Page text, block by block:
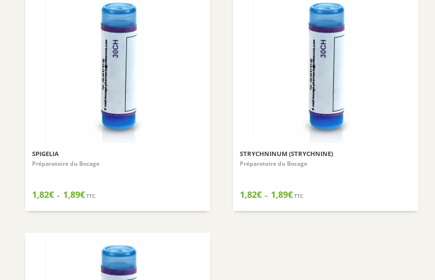
SPIGELIA
Préparatoire du Bocage
1,82€ – 1,89€Plage
prix :
TTC
STRYCHNINUM (STRYCHNINE)
Préparatoire du Bocage
1,82€ – 1,89€Plage
prix :
TTC